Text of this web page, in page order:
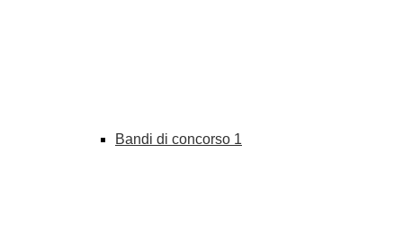
Bandi di concorso 1